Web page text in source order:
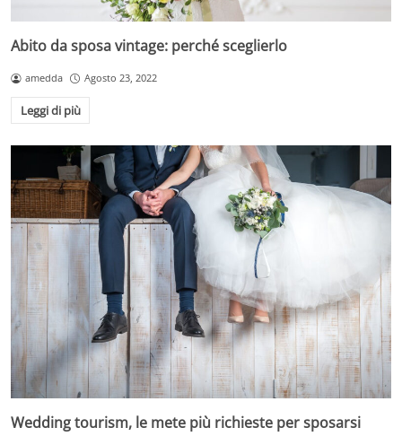
Abito da sposa vintage: perché sceglierlo
amedda Agosto 23, 2022
Leggi di più
Wedding tourism, le mete più richieste per sposarsi